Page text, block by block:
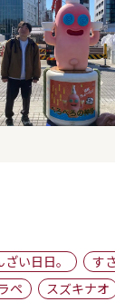
い日日。 す
ペ
スズキナオ